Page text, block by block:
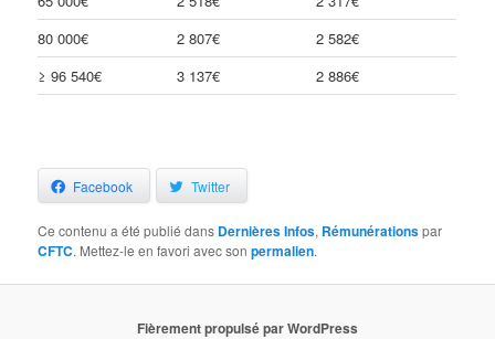
80 000€
2 807€
2 582€
≥ 96 540€
3 137€ 2 886€
Facebook Twitter
Ce contenu a été publié dans Dernières Infos, Rémunérationspar
CFTC. Mettez-le en favori avec sonpermalien.
Fièrement propulsé par WordPress